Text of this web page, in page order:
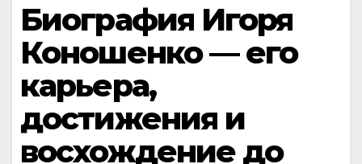
Биография Игоря
Коношенко — его
карьера,
достижения и
восхождение до